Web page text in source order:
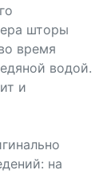
шторы
время
водой.
и
на